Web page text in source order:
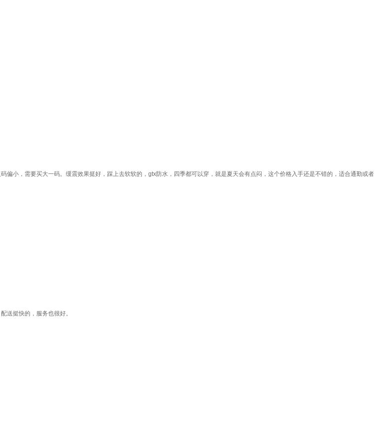
小，需要买大一码。缓震效果挺好，踩上去软软的，gtx防水，四季都可以穿，就是夏天会有点闷，这个价格入手还是不错的，适合通勤或者
送挺快的，服务也很好。